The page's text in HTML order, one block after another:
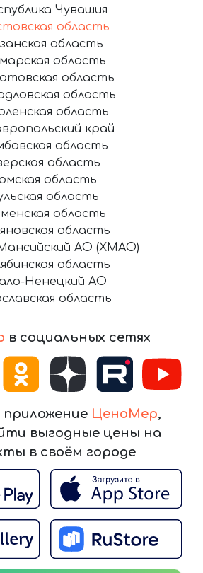
в социальных сетях
ЦеноМер,
выгодные цены на
в своём городе
Чувашия
область
область
область
область
область
область
край
область
область
область
область
область
область
АО (ХМАО)
область
Ненецкий АО
область